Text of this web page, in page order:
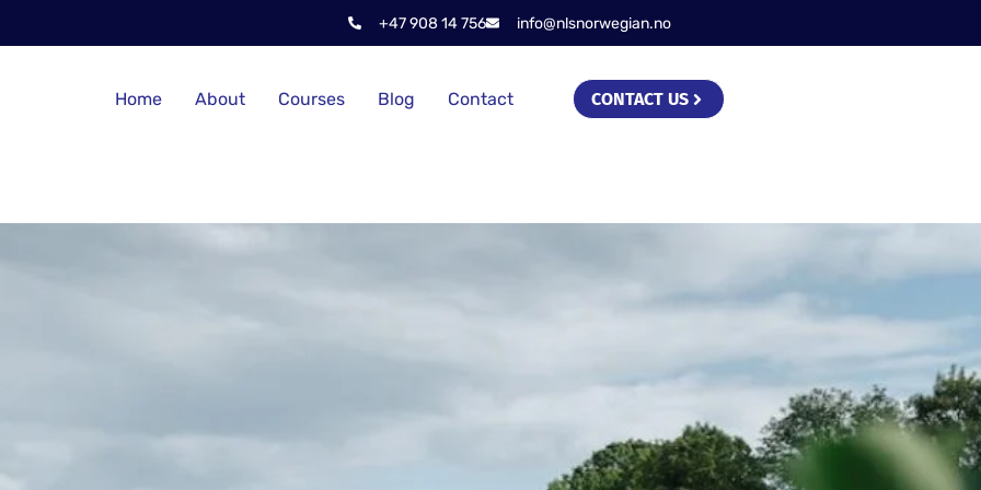
+47 908 14 756 info@nlsnorwegian.no
Home About Courses Blog Contact CONTACT US